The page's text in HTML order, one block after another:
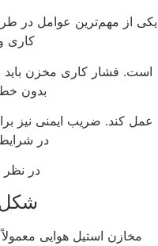
از مهم‌ترین عوامل در
کاری
است. فشار کاری مخزن باید
بدون خطر
کند. ضریب ایمنی نیز
در
در نظر
شکل
مخازن استیل هوایی